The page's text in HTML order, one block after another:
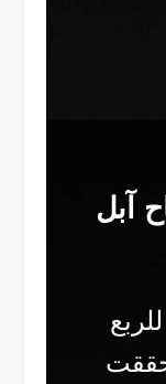
آبل
حيث حققت